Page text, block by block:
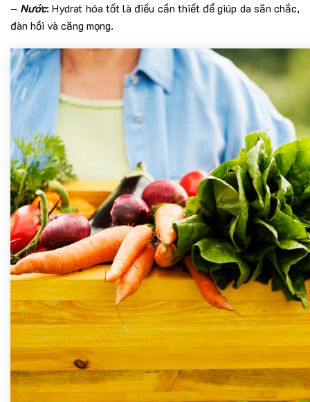
– Nước: Hydrat hóa tốt là điều cần thiết để giúp da săn chắc,
đàn hồi và căng mọng.